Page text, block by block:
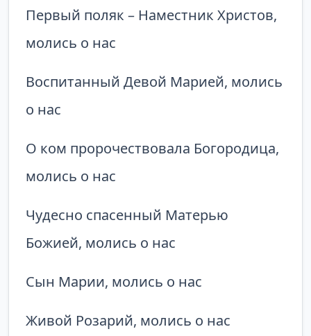
Первый поляк – Наместник Христов,
молись о нас
Воспитанный Девой Марией, молись
о нас
О ком пророчествовала Богородица,
молись о нас
Чудесно спасенный Матерью
Божией, молись о нас
Сын Марии, молись о нас
Живой Розарий, молись о нас